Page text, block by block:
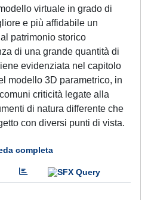
virtuale in grado di
e più affidabile un
patrimonio storico
di una grande quantità di
evidenziata nel capitolo
modello 3D parametrico, in
criticità legate alla
di natura differente che
con diversi punti di vista.
completa